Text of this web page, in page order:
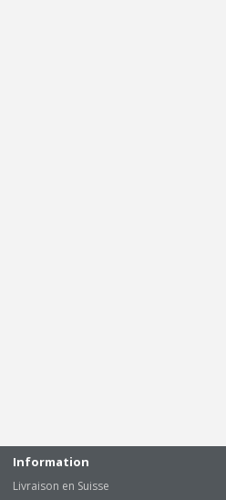
Information
Livraison en Suisse